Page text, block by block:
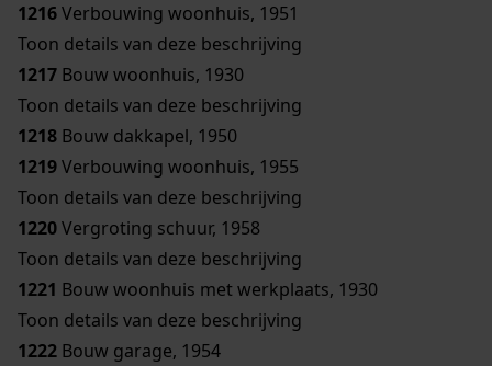
1216Verbouwing woonhuis, 1951
Toon details van deze beschrijving
1217 Bouw woonhuis, 1930
Toon details van deze beschrijving
1218 Bouw dakkapel, 1950
1219Verbouwing woonhuis, 1955
Toon details van deze beschrijving
1220Vergroting schuur, 1958
Toon details van deze beschrijving
1221 Bouw woonhuis met werkplaats, 1930
Toon details van deze beschrijving
1222 Bouw garage, 1954